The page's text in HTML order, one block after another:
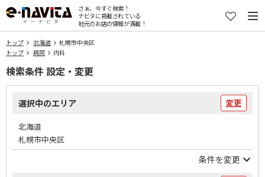
さぁ、今すぐ検索！
ナビタに掲載されている
地元のお店の情報が満載！
トップ 北海道
札幌市中央区
トップ
病院 内科
検索条件 設定・変更
選択中のエリア 変更
北海道
札幌市中央区
条件を変更